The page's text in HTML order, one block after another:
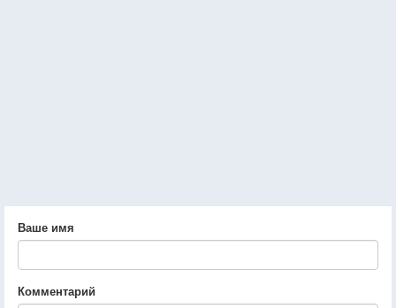
Ваше имя
Комментарий